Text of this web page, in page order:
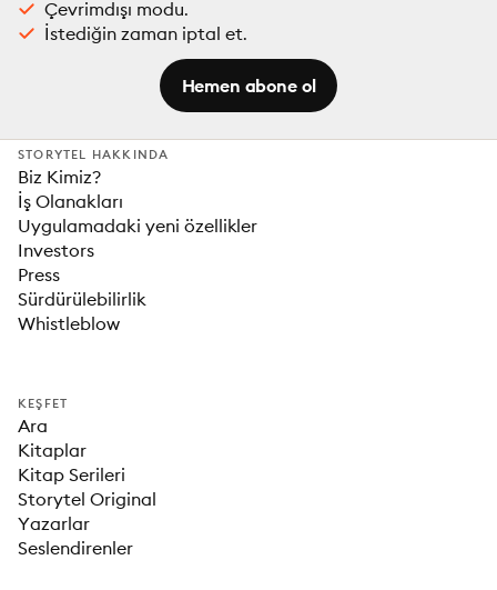
Çevrimdışı modu.
İstediğin zaman iptal et.
Hemen abone ol
STORYTEL HAKKINDA
Biz Kimiz?
İş Olanakları
Uygulamadaki yeni özellikler
Investors
Press
Sürdürülebilirlik
Whistleblow
KEŞFET
Ara
Kitaplar
Kitap Serileri
Storytel Original
Yazarlar
Seslendirenler